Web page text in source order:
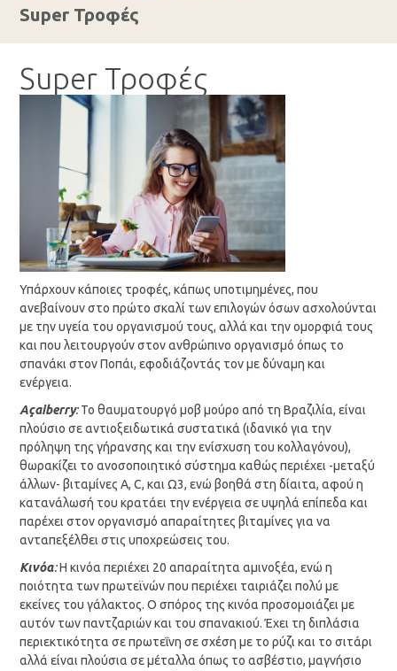
Super Τροφές
Super Τροφές
Υπάρχουν κάποιες τροφές, κάπως υποτιμημένες, που
ανεβαίνουν στο πρώτο σκαλί των επιλογών όσων ασχολούνται
με την υγεία του οργανισμού τους, αλλά και την ομορφιά τους
και που λειτουργούν στον ανθρώπινο οργανισμό όπως το
σπανάκι στον Ποπάι, εφοδιάζοντάς τον με δύναμη και
ενέργεια.
Açaiberry:Το θαυματουργό μοβ μούρο από τη Βραζιλία, είναι
πλούσιο σε αντιοξειδωτικά συστατικά (ιδανικό για την
πρόληψη της γήρανσης και την ενίσχυση του κολλαγόνου),
θωρακίζει το ανοσοποιητικό σύστημα καθώς περιέχει -μεταξύ
άλλων- βιταμίνες Α, C, και Ω3, ενώ βοηθά στη δίαιτα, αφού η
κατανάλωσή του κρατάει την ενέργεια σε υψηλά επίπεδα και
παρέχει στον οργανισμό απαραίτητες βιταμίνες για να
ανταπεξέλθει στις υποχρεώσεις του.
Κινόα:Η κινόα περιέχει 20 απαραίτητα αμινοξέα, ενώ η
ποιότητα των πρωτεϊνών που περιέχει ταιριάζει πολύ με
εκείνες του γάλακτος. Ο σπόρος της κινόα προσομοιάζει με
αυτόν των παντζαριών και του σπανακιού. Έχει τη διπλάσια
περιεκτικότητα σε πρωτεΐνη σε σχέση με το ρύζι και το σιτάρι
αλλά είναι πλούσια σε μέταλλα όπως το ασβέστιο, μαγνήσιο